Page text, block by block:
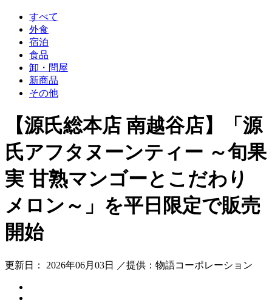
すべて
外食
宿泊
食品
卸・問屋
新商品
その他
【源氏総本店 南越谷店】「源
氏アフタヌーンティー ～旬果
実 甘熟マンゴーとこだわり
メロン～」を平日限定で販売
開始
更新日： 2026年06月03日 ／提供：物語コーポレーション